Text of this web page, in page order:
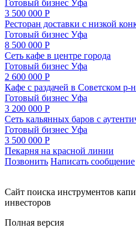
Готовый бизнес Уфа
3 500 000 Р
Ресторан доставки с низкой
Готовый бизнес Уфа
8 500 000 Р
Сеть кафе в центре города
Готовый бизнес Уфа
2 600 000 Р
Кафе с раздачей в Советском р-
Готовый бизнес Уфа
3 200 000 Р
Сеть кальянных баров с
Готовый бизнес Уфа
3 500 000 Р
Пекарня на красной линии
Позвонить Написать сообщение
Cайт поиска инструментов
инвесторов
Полная версия